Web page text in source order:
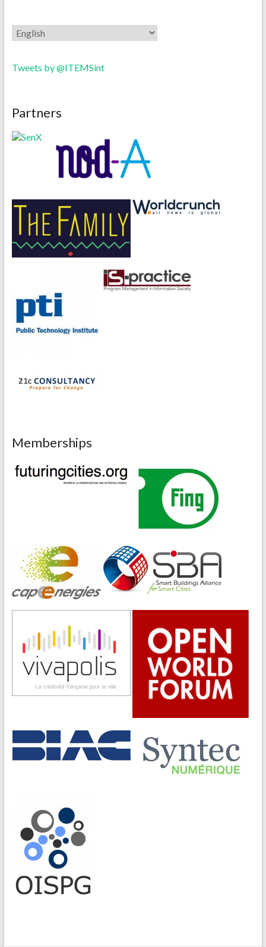
Tweets by @ITEMSint
Partners
Memberships